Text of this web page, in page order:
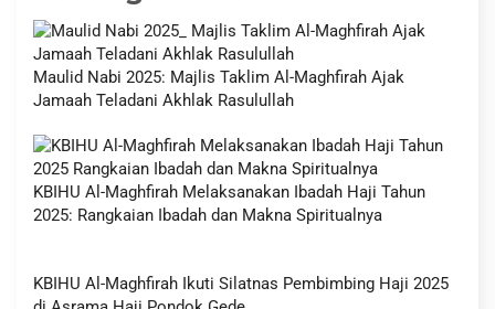
Maulid Nabi 2025: Majlis Taklim Al-Maghfirah Ajak
Jamaah Teladani Akhlak Rasulullah
KBIHU Al-Maghfirah Melaksanakan Ibadah Haji Tahun
2025: Rangkaian Ibadah dan Makna Spiritualnya
KBIHU Al-Maghfirah Ikuti Silatnas Pembimbing Haji 2025